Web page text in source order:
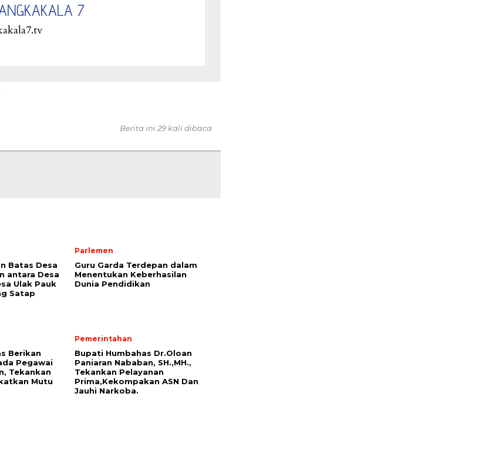
7
Berita ini 29 kali dibaca
Batas Desa
antara Desa
Ulak Pauk
Satap
Parlemen
Guru Garda Terdepan dalam
Menentukan Keberhasilan
Dunia Pendidikan
Berikan
Pegawai
Tekankan
Mutu
Pemerintahan
Bupati Humbahas Dr.Oloan
Paniaran Nababan, SH.,MH.,
Tekankan Pelayanan
Prima,Kekompakan ASN Dan
Jauhi Narkoba.